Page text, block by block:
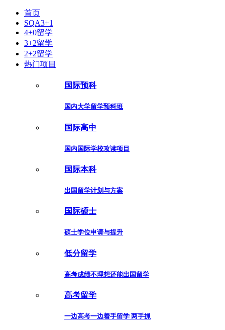
首页
SQA3+1
4+0留学
3+2留学
2+2留学
热门项目
国际预科
国内大学留学预科班
国际高中
国内国际学校攻读项目
国际本科
出国留学计划与方案
国际硕士
硕士学位申请与提升
低分留学
高考成绩不理想还能出国留学
高考留学
一边高考一边着手留学 两手抓